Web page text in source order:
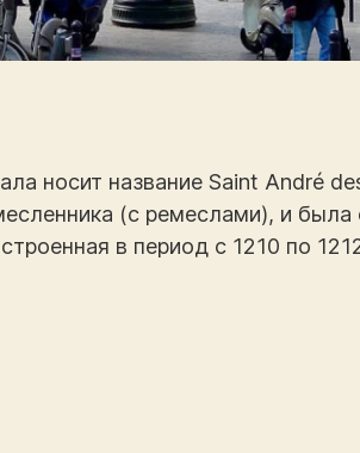
носит название Saint André
(с ремеслами), и была
в период с 1210 по